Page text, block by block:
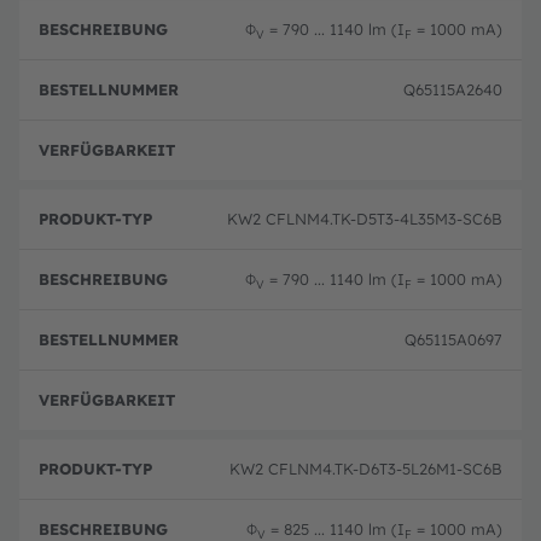
ΦV = 790 ... 1140 lm (IF = 1000 mA)
Q65115A2640
KW2 CFLNM4.TK-D5T3-4L35M3-SC6B
ΦV = 790 ... 1140 lm (IF = 1000 mA)
Q65115A0697
KW2 CFLNM4.TK-D6T3-5L26M1-SC6B
ΦV = 825 ... 1140 lm (IF = 1000 mA)